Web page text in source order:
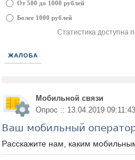
От 500 до 1000 рублей
Более 1000 рублей
Статистика доступна
ЖАЛОБА
Мобильной связи
Опрос :: 13.04.2019
Ваш мобильный
Расскажите нам, каким